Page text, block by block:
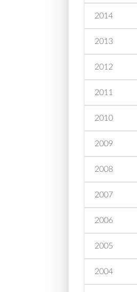
2014
2013
2012
2011
2010
2009
2008
2007
2006
2005
2004